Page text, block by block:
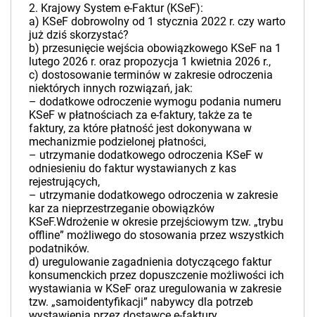
2. Krajowy System e-Faktur (KSeF):
a) KSeF dobrowolny od 1 stycznia 2022 r. czy warto
już dziś skorzystać?
b) przesunięcie wejścia obowiązkowego KSeF na 1
lutego 2026 r. oraz propozycja 1 kwietnia 2026 r.,
c) dostosowanie terminów w zakresie odroczenia
niektórych innych rozwiązań, jak:
– dodatkowe odroczenie wymogu podania numeru
KSeF w płatnościach za e-faktury, także za te
faktury, za które płatność jest dokonywana w
mechanizmie podzielonej płatności,
– utrzymanie dodatkowego odroczenia KSeF w
odniesieniu do faktur wystawianych z kas
rejestrujących,
– utrzymanie dodatkowego odroczenia w zakresie
kar za nieprzestrzeganie obowiązków
KSeF.Wdrożenie w okresie przejściowym tzw. „trybu
offline” możliwego do stosowania przez wszystkich
podatników.
d) uregulowanie zagadnienia dotyczącego faktur
konsumenckich przez dopuszczenie możliwości ich
wystawiania w KSeF oraz uregulowania w zakresie
tzw. „samoidentyfikacji” nabywcy dla potrzeb